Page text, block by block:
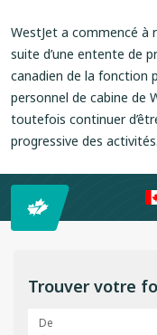
WestJet a commencé à
suite d’une entente de
canadien de la fonction
personnel de cabine de
toutefois continuer
progressive des activités.
Trouver votre